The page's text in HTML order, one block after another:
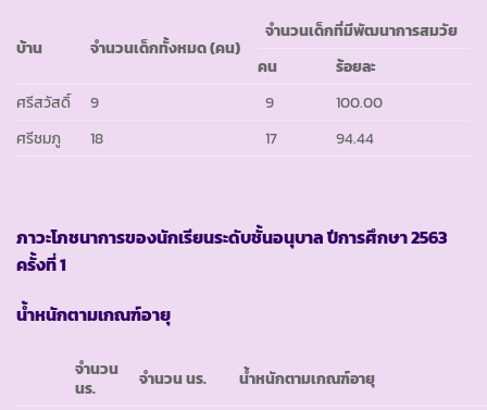
บ้าน จำนวนเด็กทั้งหมด (คน)
จำนวนเด็กที่มีพัฒนาการสมวัย
คน
ร้อยละ
ศรีสวัสดิ์
9 9
100.00
ศรีชมภู
18 17 94.44
ภาวะโภชนาการของนักเรียนระดับชั้นอนุบาล ปีการศึกษา 2563
ครั้งที่ 1
น้ำหนักตามเกณฑ์อายุ
จำนวน
นร.
จำนวน นร.
น้ำหนักตามเกณฑ์อายุ